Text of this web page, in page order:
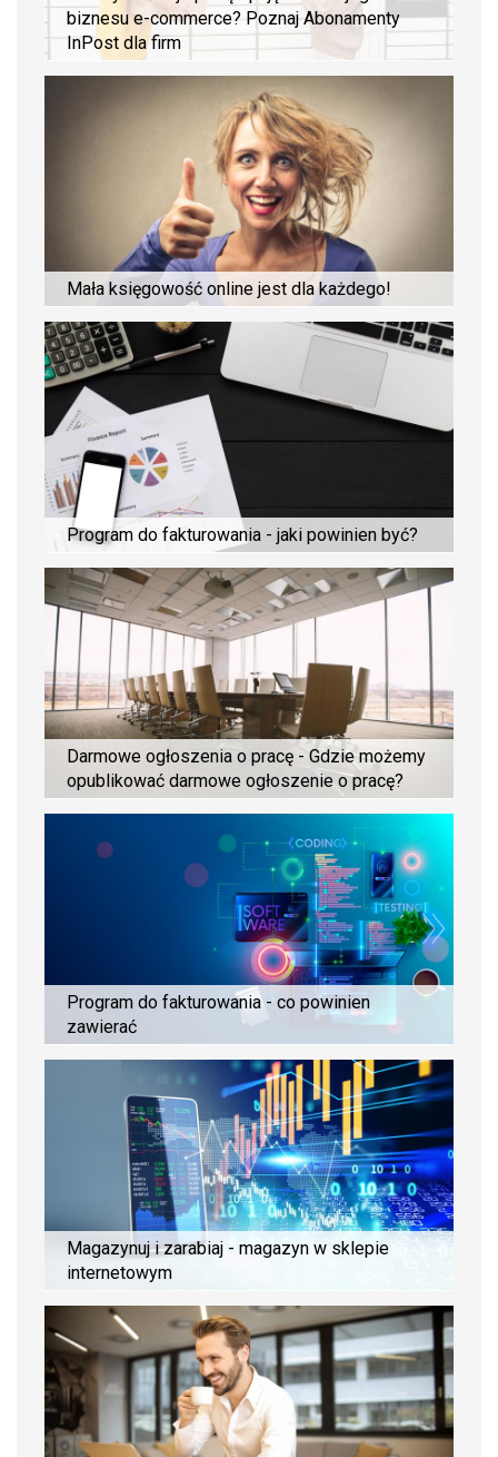
biznesu e-commerce? Poznaj Abonamenty
InPost dla firm
Mała księgowość online jest dla każdego!
Program do fakturowania - jaki powinien być?
Darmowe ogłoszenia o pracę - Gdzie możemy
opublikować darmowe ogłoszenie o pracę?
Program do fakturowania - co powinien
zawierać
Magazynuj i zarabiaj - magazyn w sklepie
internetowym